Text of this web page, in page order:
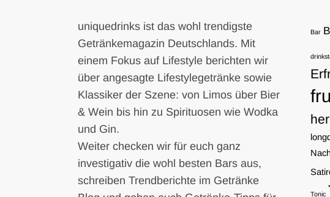
uniquedrinks ist das wohl trendigste
Getränkemagazin Deutschlands. Mit
einem Fokus auf Lifestyle berichten wir
über angesagte Lifestylegetränke sowie
Klassiker der Szene: von Limos über Bier
& Wein bis hin zu Spirituosen wie Wodka
und Gin.
Weiter checken wir für euch ganz
investigativ die wohl besten Bars aus,
schreiben Trendberichte im Getränke
Bar
Tonic